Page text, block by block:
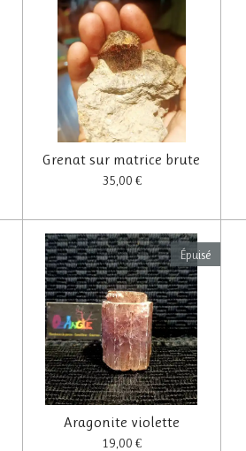
Grenat sur matrice brute
35,00 €
Épuisé
Aragonite violette
19,00 €